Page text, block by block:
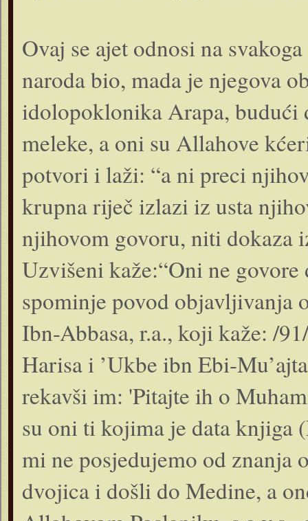
Ovaj se ajet odnosi na
naroda bio, mada je njegova
idolopoklonika Arapa,
meleke, a oni su Allahove
potvori i laži: “a ni preci
krupna riječ izlazi iz usta
njihovom govoru, niti dokaza
Uzvišeni kaže:“Oni ne
spominje povod objavljivanja
Ibn-Abbasa, r.a., koji kaže: /
Harisa i ’Ukbe ibn Ebi-
rekavši im: 'Pitajte ih o
su oni ti kojima je data knjiga
mi ne posjedujemo od
dvojica i došli do Medine, a